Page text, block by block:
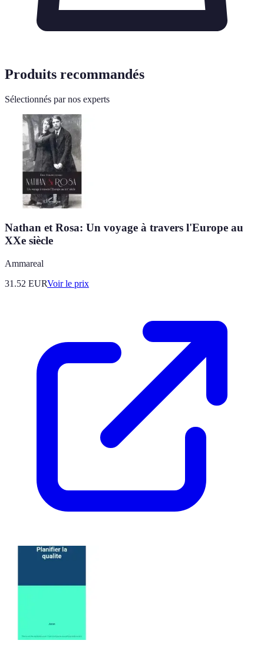
Produits recommandés
Sélectionnés par nos experts
Nathan et Rosa: Un voyage à travers l'Europe au
XXe siècle
Ammareal
31.52 EURVoir le prix